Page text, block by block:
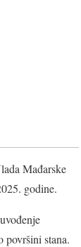
Mađarske
godine.
površini stana.